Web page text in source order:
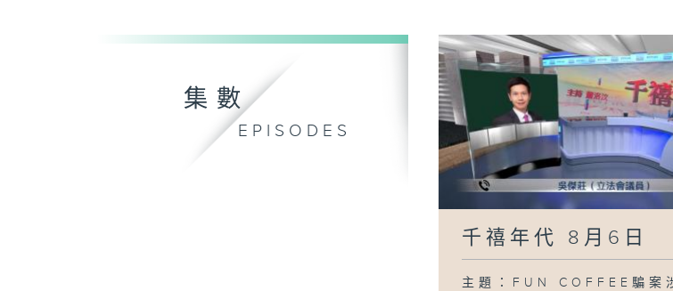
集數
EPISODES
千禧年代 8月6日
主題：FUN COFFEE騙案